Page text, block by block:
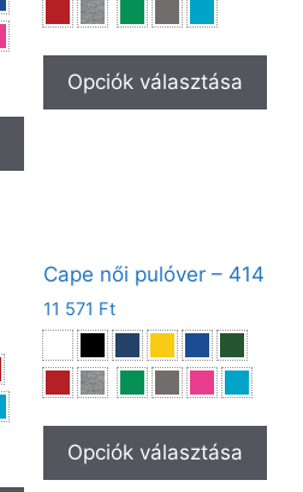
Opciók választása
Cape női pulóver – 414
11 571 Ft
Opciók választása